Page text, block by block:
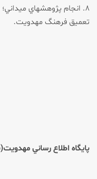
۸. انجام پژوهش­هاي
تعميق فرهنگ مهدويت.
پايگاه اطلاع رساني